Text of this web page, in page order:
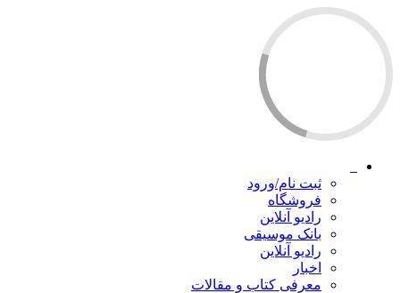
ثبت نام/ورود
فروشگاه
رادیو آنلاین
بانک موسیقی
رادیو آنلاین
اخبار
معرفی کتاب و مقالات